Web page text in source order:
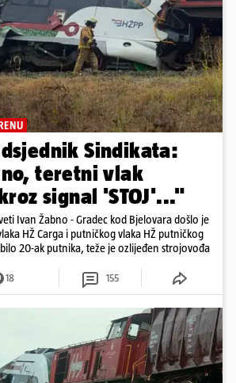
Sindikata:
teretni vlak
signal 'STOJ'..."
Ivan Žabno - Gradec kod Bjelovara došlo je
HŽ Carga i putničkog vlaka HŽ putničkog
20-ak putnika, teže je ozlijeđen strojovođa
18 155